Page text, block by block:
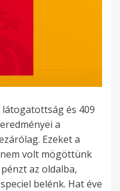
látogatottság és 409
a
Ezeket a
volt mögöttünk
az oldalba,
belénk. Hat éve